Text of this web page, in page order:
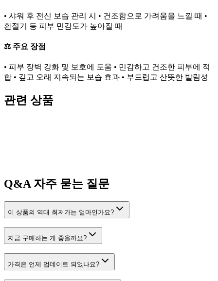
• 샤워 후 전신 보습 관리 시 • 건조함으로 가려움을 느낄 때 •
환절기 등 피부 민감도가 높아질 때
⚖️ 주요 장점
• 피부 장벽 강화 및 보호에 도움 • 민감하고 건조한 피부에 적
합 • 깊고 오래 지속되는 보습 효과 • 부드럽고 산뜻한 발림성
관련 상품
Q&A 자주 묻는 질문
이 상품의 역대 최저가는 얼마인가요?
지금 구매하는 게 좋을까요?
가격은 언제 업데이트 되었나요?